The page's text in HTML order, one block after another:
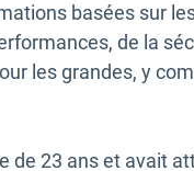
basées sur
de la
les grandes, y
de 23 ans et avait